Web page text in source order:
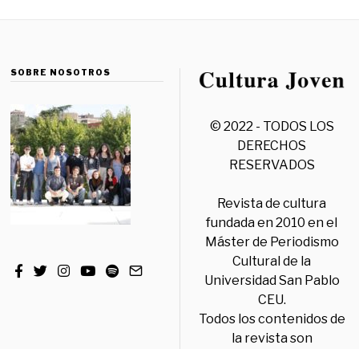
SOBRE NOSOTROS
© 2022 - TODOS LOS
DERECHOS
RESERVADOS
Revista de cultura
fundada en 2010 en el
Máster de Periodismo
Cultural de la
Universidad San Pablo
CEU.
Todos los contenidos de
la revista son